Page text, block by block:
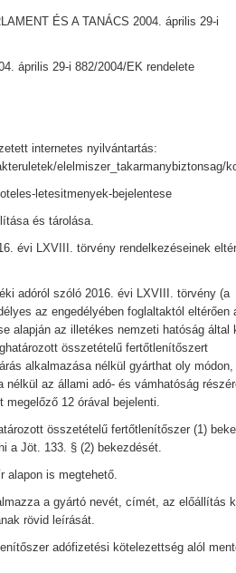
ÉS A TANÁCS 2004. április 29-i
április 29-i 882/2004/EK rendelete
internetes nyilvántartás:
elelmiszer_takarmanybiztonsag/
letesitmenyek-bejelentese
és tárolása.
évi LXVIII. törvény rendelkezéseinek
adóról szóló 2016. évi LXVIII. törvény (a
az engedélyében foglaltaktól eltérően
alapján az illetékes nemzeti hatóság által
összetételű fertőtlenítőszert
alkalmazása nélkül gyárthat oly
az állami adó- és vámhatóság
megelőző 12 órával bejelenti.
összetételű fertőtlenítőszer (1)
a Jöt. 133. § (2) bekezdését.
alapon is megtehető.
a gyártó nevét, címét, az előállítás
rövid leírását.
adófizetési kötelezettség alól